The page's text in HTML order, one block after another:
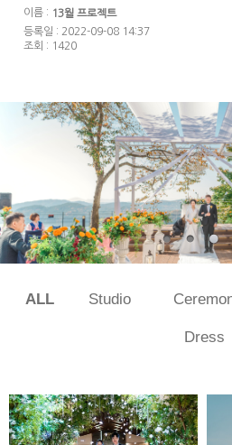
이름 : 13월 프로젝트
등록일 : 2022-09-08 14:37
조회 : 1420
ALL Studio
Dress